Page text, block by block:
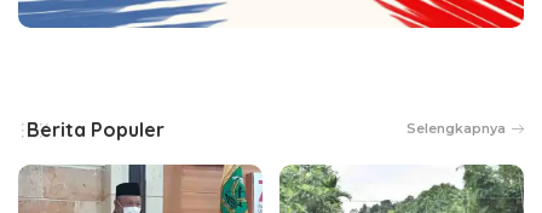
Berita Populer Selengkapnya